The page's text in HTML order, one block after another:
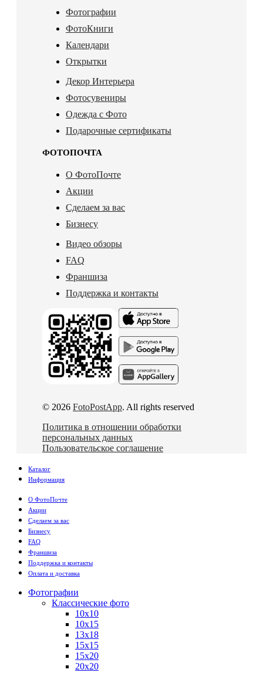
Фотографии
ФотоКниги
Календари
Открытки
Декор Интерьера
Фотосувениры
Одежда с Фото
Подарочные сертификаты
ФОТОПОЧТА
О ФотоПочте
Акции
Сделаем за вас
Бизнесу
Видео обзоры
FAQ
Франшиза
Поддержка и контакты
© 2026 FotoPostApp. All rights reserved
Политика в отношении обработки
персональных данных
Пользовательское соглашение
Каталог
Информация
О ФотоПочте
Акции
Сделаем за вас
Бизнесу
FAQ
Франшиза
Поддержка и контакты
Оплата и доставка
Фотографии
Классические фото
10х10
10х15
13х18
15х15
15х20
20х20